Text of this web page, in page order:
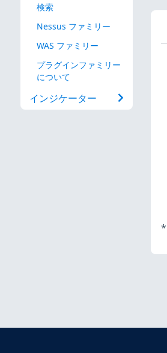
検索
Nessus ファミリー
WAS ファミリー
プラグインファミリー
について
インジケーター
*